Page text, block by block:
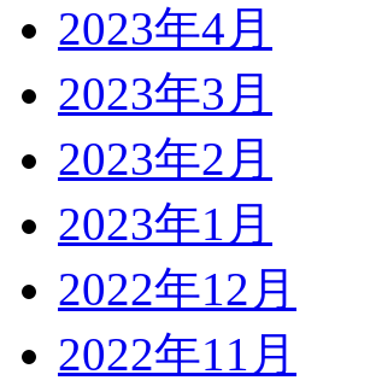
2023年4月
2023年3月
2023年2月
2023年1月
2022年12月
2022年11月